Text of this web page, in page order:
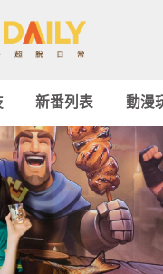
動漫二
新番列表 動漫